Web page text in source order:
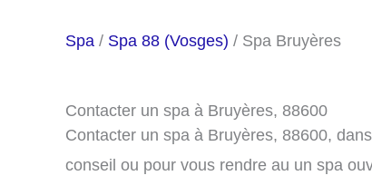
Spa / Spa 88 (Vosges) / Spa Bruyères
Contacter un spa à Bruyères, 88600
Contacter un spa à Bruyères, 88600,
conseil ou pour vous rendre au un spa